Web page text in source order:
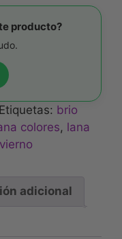
producto?
Etiquetas: brio
colores, lana
adicional